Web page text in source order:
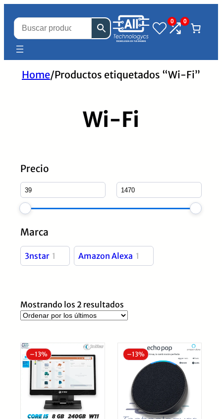
0 0
Home/Productos etiquetados “Wi-Fi”
Wi-Fi
Precio
Marca
3nstar 1 Amazon Alexa 1
Mostrando los 2 resultados
por
–13% –13%